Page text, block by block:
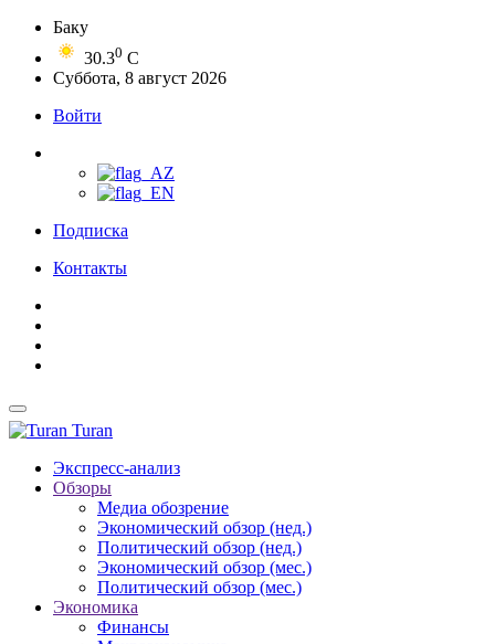
Баку
30.30 C
Суббота, 8 август 2026
Войти
Подписка
Контакты
Turan
Экспресс-анализ
Обзоры
Медиа обозрение
Экономический обзор (нед.)
Политический обзор (нед.)
Экономический обзор (мес.)
Политический обзор (мес.)
Экономика
Финансы